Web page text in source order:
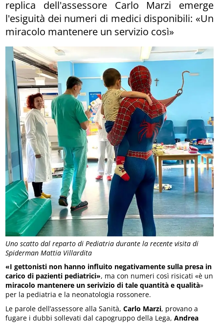
Uno scatto dal reparto di Pediatria durante la recente visita di
Spiderman Mattia Villardita
replica dell'assessore Carlo Marzi emerge
l'esiguità dei numeri di medici disponibili: «Un
miracolo mantenere un servizio così»
«I gettonisti non hanno influito negativamente sulla presa in
carico di pazienti pediatrici», ma con numeri così risicati «è un
miracolo mantenere un serivizio di tale quantità e qualità»
per la pediatria e la neonatologia rossonere.
Le parole dell’assessore alla Sanità,Carlo Marzi, provano a
fugare i dubbi sollevati dal capogruppo della Lega,Andrea